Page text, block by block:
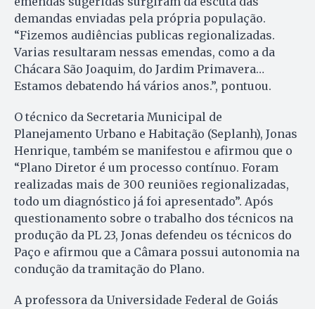
demandas enviadas pela própria população.
“Fizemos audiências publicas regionalizadas.
Varias resultaram nessas emendas, como a da
Chácara São Joaquim, do Jardim Primavera…
Estamos debatendo há vários anos.”, pontuou.
O técnico da Secretaria Municipal de
Planejamento Urbano e Habitação (Seplanh), Jonas
Henrique, também se manifestou e afirmou que o
“Plano Diretor é um processo contínuo. Foram
realizadas mais de 300 reuniões regionalizadas,
todo um diagnóstico já foi apresentado”. Após
questionamento sobre o trabalho dos técnicos na
produção da PL 23, Jonas defendeu os técnicos do
Paço e afirmou que a Câmara possui autonomia na
condução da tramitação do Plano.
A professora da Universidade Federal de Goiás